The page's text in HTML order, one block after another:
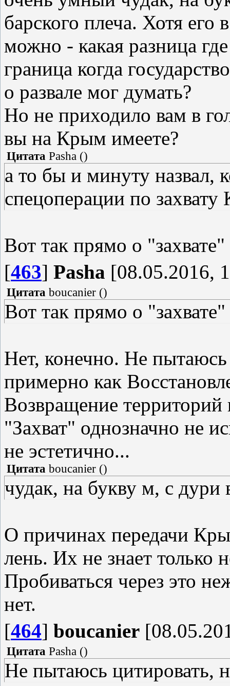
барского плеча. Хотя
можно - какая разница
граница когда
о развале мог думать?
Но не приходило вам в
вы на Крым имеете?
Цитата Pasha ()
а то бы и минуту назвал,
спецоперации по
Вот так прямо о
[463] Pasha [08.05.2016,
Цитата boucanier ()
Вот так прямо о
Нет, конечно. Не пытаюсь
примерно как
Возвращение
"Захват" однозначно не
не эстетично...
Цитата boucanier ()
чудак, на букву м, с дури
О причинах передачи
лень. Их не знает только
Пробиваться через это
нет.
[464] boucanier
Цитата Pasha ()
Не пытаюсь цитировать,